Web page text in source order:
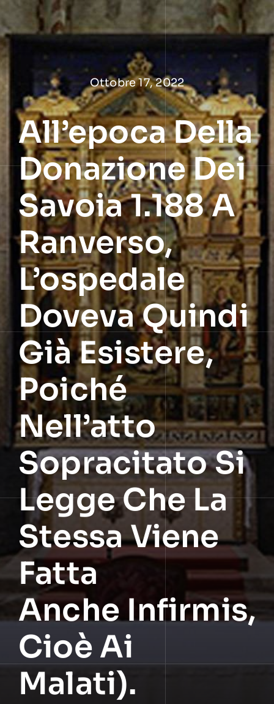
contenuto
Ottobre 17, 2022
All’epoca Della
Donazione Dei
Savoia 1.188 A
Ranverso,
L’ospedale
Doveva Quindi
Già Esistere,
Poiché
Nell’atto
Sopracitato Si
Legge Che La
Stessa Viene
Fatta
Anche Infirmis,
Cioè Ai
Malati).